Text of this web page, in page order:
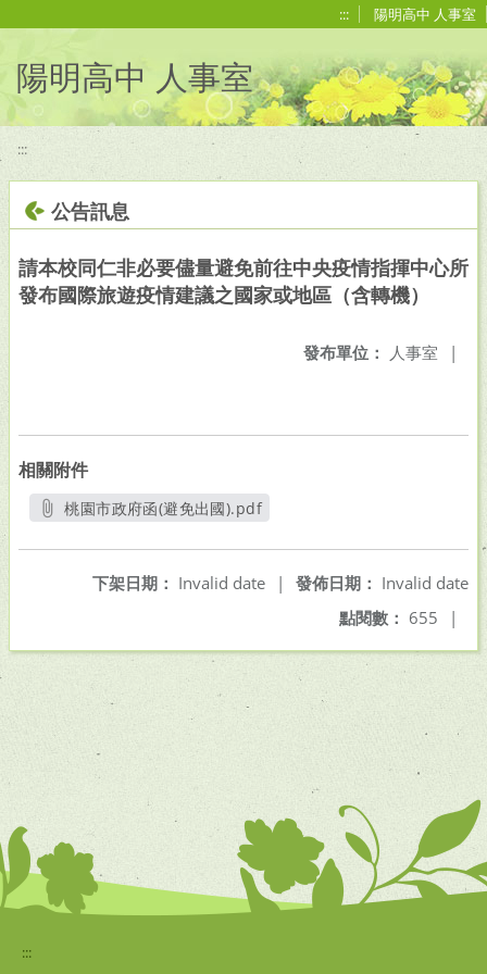
::: 陽明高中 人事室
陽明高中 人事室
:::
公告訊息
請本校同仁非必要儘量避免前往中央疫情指揮中心所
發布國際旅遊疫情建議之國家或地區（含轉機）
發布單位： 人事室 |
相關附件
桃園市政府函(避免出國).pdf
發佈日期： Invalid date
下架日期： Invalid date
|
點閱數： 655 |
:::